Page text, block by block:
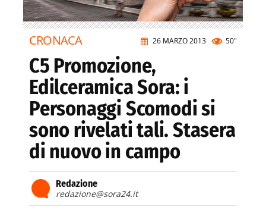
26 MARZO 2013 50"
CRONACA
C5 Promozione,
Edilceramica Sora: i
Personaggi Scomodi si
sono rivelati tali. Stasera
di nuovo in campo
Redazione
redazione@sora24.it